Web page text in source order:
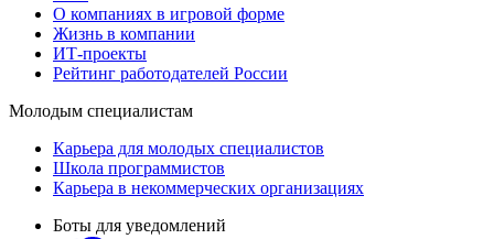
О компаниях в игровой форме
Жизнь в компании
ИТ-проекты
Рейтинг работодателей России
Молодым специалистам
Карьера для молодых специалистов
Школа программистов
Карьера в некоммерческих организациях
Боты для уведомлений